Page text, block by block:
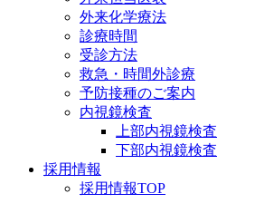
外来化学療法
診療時間
受診方法
救急・時間外診療
予防接種のご案内
内視鏡検査
上部内視鏡検査
下部内視鏡検査
採用情報
採用情報TOP